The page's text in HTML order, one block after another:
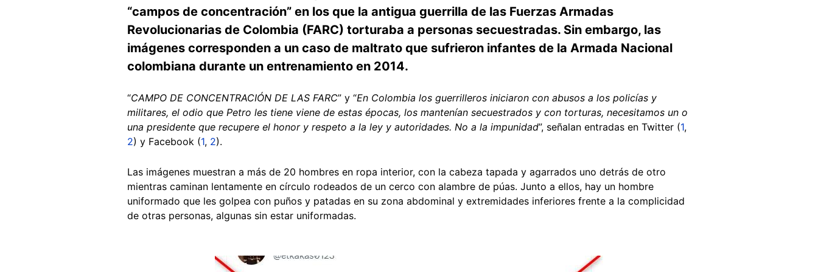
“campos de concentración” en los que la antigua guerrilla de las Fuerzas Armadas
Revolucionarias de Colombia (FARC) torturaba a personas secuestradas. Sin embargo, las
imágenes corresponden a un caso de maltrato que sufrieron infantes de la Armada Nacional
colombiana durante un entrenamiento en 2014.
“CAMPO DE CONCENTRACIÓN DE LAS FARC” y “En Colombia los guerrilleros iniciaron con abusos a los policías y
militares, el odio que Petro les tiene viene de estas épocas, los mantenían secuestrados y con torturas, necesitamos un o
una presidente que recupere el honor y respeto a la ley y autoridades. No a la impunidad”, señalan entradas en Twitter (1,
2) y Facebook (1, 2).
Las imágenes muestran a más de 20 hombres en ropa interior, con la cabeza tapada y agarrados uno detrás de otro
mientras caminan lentamente en círculo rodeados de un cerco con alambre de púas. Junto a ellos, hay un hombre
uniformado que les golpea con puños y patadas en su zona abdominal y extremidades inferiores frente a la complicidad
de otras personas, algunas sin estar uniformadas.